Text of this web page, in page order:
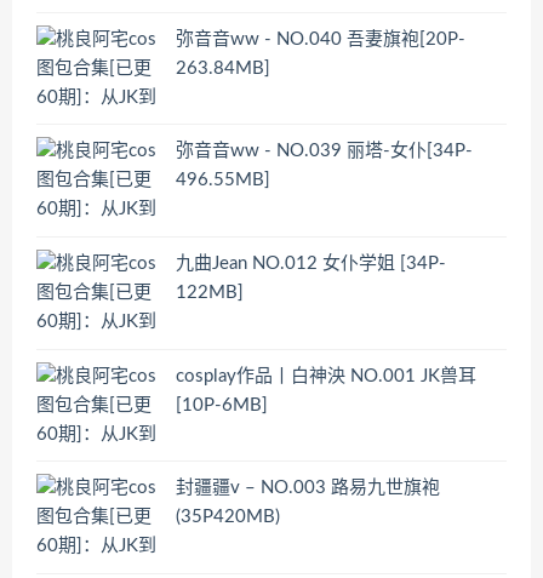
弥音音ww - NO.040 吾妻旗袍[20P-
263.84MB]
弥音音ww - NO.039 丽塔-女仆[34P-
496.55MB]
九曲Jean NO.012 女仆学姐 [34P-
122MB]
cosplay作品丨白神泱 NO.001 JK兽耳
[10P-6MB]
封疆疆v – NO.003 路易九世旗袍
(35P420MB)